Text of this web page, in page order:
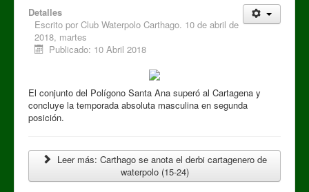
Detalles
Escrito por Club Waterpolo Carthago. 10 de abril de
2018, martes
Publicado: 10 Abril 2018
El conjunto del Polígono Santa Ana superó al Cartagena y
concluye la temporada absoluta masculina en segunda
posición.
Leer más: Carthago se anota el derbi cartagenero de
waterpolo (15-24)